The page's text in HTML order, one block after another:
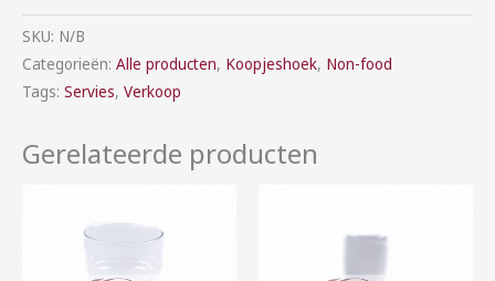
SKU: N/B
Categorieën: Alle producten, Koopjeshoek, Non-food
Tags: Servies, Verkoop
Gerelateerde producten
tot